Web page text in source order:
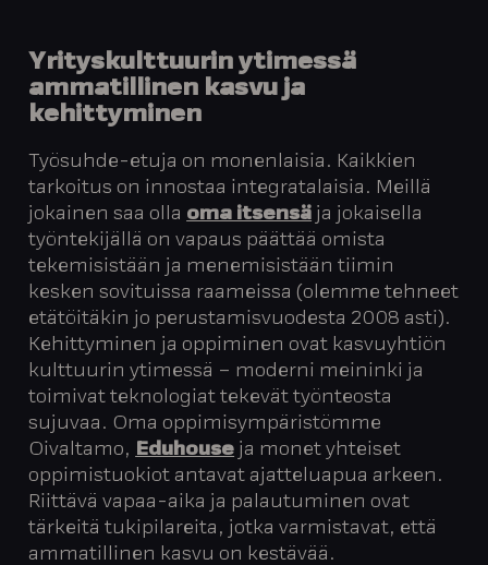
Yrityskulttuurin ytimessä
ammatillinen kasvu ja
kehittyminen
Työsuhde-etuja on monenlaisia. Kaikkien
tarkoitus on innostaa integratalaisia. Meillä
jokainen saa olla oma itsensä ja jokaisella
työntekijällä on vapaus päättää omista
tekemisistään ja menemisistään tiimin
kesken sovituissa raameissa (olemme tehneet
etätöitäkin jo perustamisvuodesta 2008 asti).
Kehittyminen ja oppiminen ovat kasvuyhtiön
kulttuurin ytimessä – moderni meininki ja
toimivat teknologiat tekevät työnteosta
sujuvaa. Oma oppimisympäristömme
Oivaltamo,
Eduhouse ja monet yhteiset
oppimistuokiot antavat ajatteluapua arkeen.
Riittävä vapaa-aika ja palautuminen ovat
tärkeitä tukipilareita, jotka varmistavat, että
ammatillinen kasvu on kestävää.